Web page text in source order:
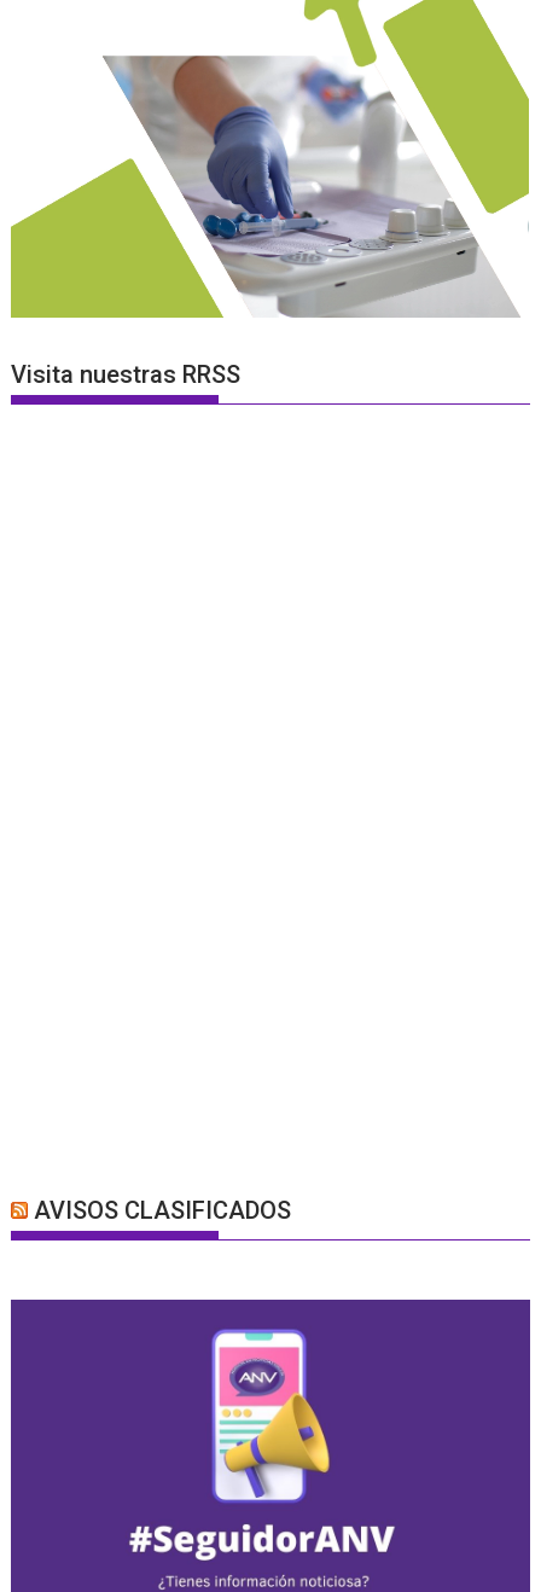
Visita nuestras RRSS
AVISOS CLASIFICADOS